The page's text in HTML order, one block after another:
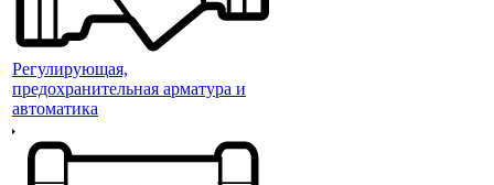
Регулирующая,
предохранительная арматура и
автоматика